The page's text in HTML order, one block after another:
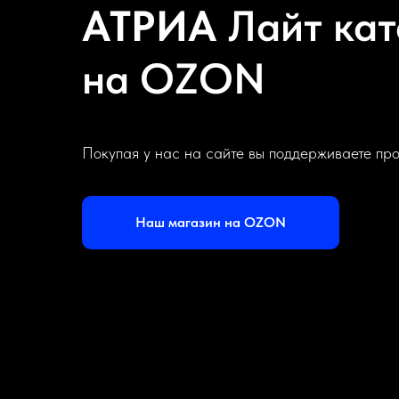
АТРИА Лайт
на OZON
Покупая у нас на сайте вы поддерживаете
Наш магазин на OZON